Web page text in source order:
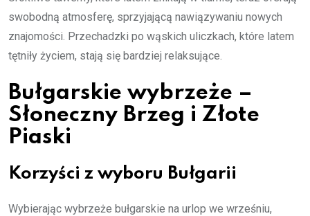
swobodną atmosferę, sprzyjającą nawiązywaniu nowych
znajomości. Przechadzki po wąskich uliczkach, które latem
tętniły życiem, stają się bardziej relaksujące.
Bułgarskie wybrzeże –
Słoneczny Brzeg i Złote
Piaski
Korzyści z wyboru Bułgarii
Wybierając wybrzeże bułgarskie na urlop we wrześniu,